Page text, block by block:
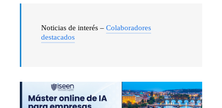
Noticias de interés – Colaboradores
destacados